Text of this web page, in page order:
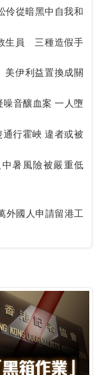
生員 三種造假手
伊利益置換成關
噪音釀血案 一人墮
違者或被
中暑風險被嚴重低
外國人申請留港工